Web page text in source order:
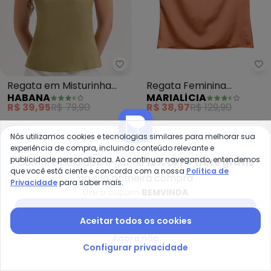
Habana - Regata em
Regata em Misturinha
(Marrom)
HABANA
R$ 39,95R$ 79,90
Regata Feminina
Acetinada (Marrom)
MARIALÍCIA
R$ 38,97R$ 129,90
-10%
-66%
Compre pelo app e ganhe12% OFF + frete grátis
na sua primeira compra
Nós utilizamos cookies e tecnologias similares para melhorar sua
experiência de compra, incluindo conteúdo relevante e
publicidade personalizada. Ao continuar navegando, entendemos
que você está ciente e concorda com a nossa Política de
Privacidadepara saber mais.
Aceitar todos os cookies
Configurar privacidade